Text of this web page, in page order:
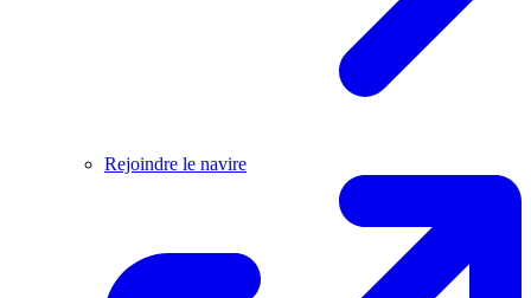
Rejoindre le navire